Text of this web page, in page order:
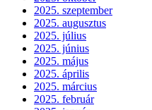
2025. szeptember
2025. augusztus
2025. július
2025. június
2025. május
2025. április
2025. március
2025. február